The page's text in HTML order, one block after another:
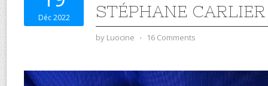
Déc 2022
STÉPHANE CARLIER
by Luocine ⋅ 16 Comments